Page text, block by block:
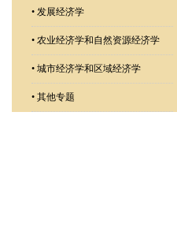
• 发展经济学
• 农业经济学和自然资源经济学
• 城市经济学和区域经济学
• 其他专题